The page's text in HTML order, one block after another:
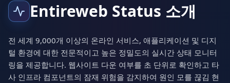
Entireweb Status 소개
전 세계 9,000개 이상의 온라인 서비스, 애플리케이션 및 디지
털 환경에 대한 전문적이고 높은 정밀도의 실시간 상태 모니터
링을 제공합니다. 웹사이트 다운 여부를 초 단위로 확인하고 타
사 인프라 컴포넌트의 잠재 위험을 감지하여 원인 모를 끊김 현